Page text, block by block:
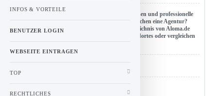
Beschreibung : Aloma präsentiert Marketingwissen und professionelle
Anbieter von Marketing-Dienstleistungen. Sie suchen eine Agentur?
Dann werfen Sie einen Blick in das Agenturverzeichnis von Aloma.de
und finden eine Agentur in der Nähe Ihres Standortes oder vergleichen
Experten verschiedenster Fachgebiete.
INFOS & VORTEILE
BENUTZER LOGIN
WEBSEITE EINTRAGEN
TOP
RECHTLICHES